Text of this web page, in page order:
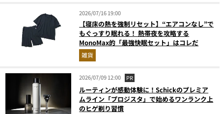
2026/07/16 19:00
【寝床の熱を強制リセット】“エアコンなし”で
もぐっすり眠れる！ 熱帯夜を攻略する
MonoMax的「最強快眠セット」はコレだ
雑貨
2026/07/09 12:00 PR
ルーティンが感動体験に！Schickのプレミア
ムライン「プロジスタ」で始めるワンランク上
のヒゲ剃り習慣